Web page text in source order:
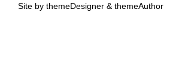
Site by themeDesigner & themeAuthor